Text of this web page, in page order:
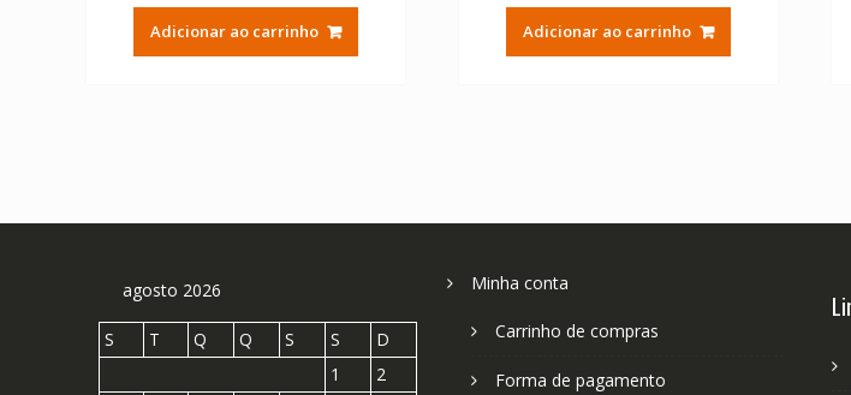
original
era:
atual
é:
Adicionar ao carrinho
original
era:
atual
é:
Adicionar ao carrinho
agosto 2026
S T Q Q S S
D
1
2
Minha conta
Carrinho de compras
Forma de pagamento